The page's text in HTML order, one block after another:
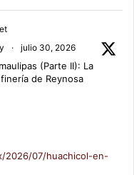
· julio 30, 2026
(Parte II): La
de Reynosa
2026/07/huachicol-en-